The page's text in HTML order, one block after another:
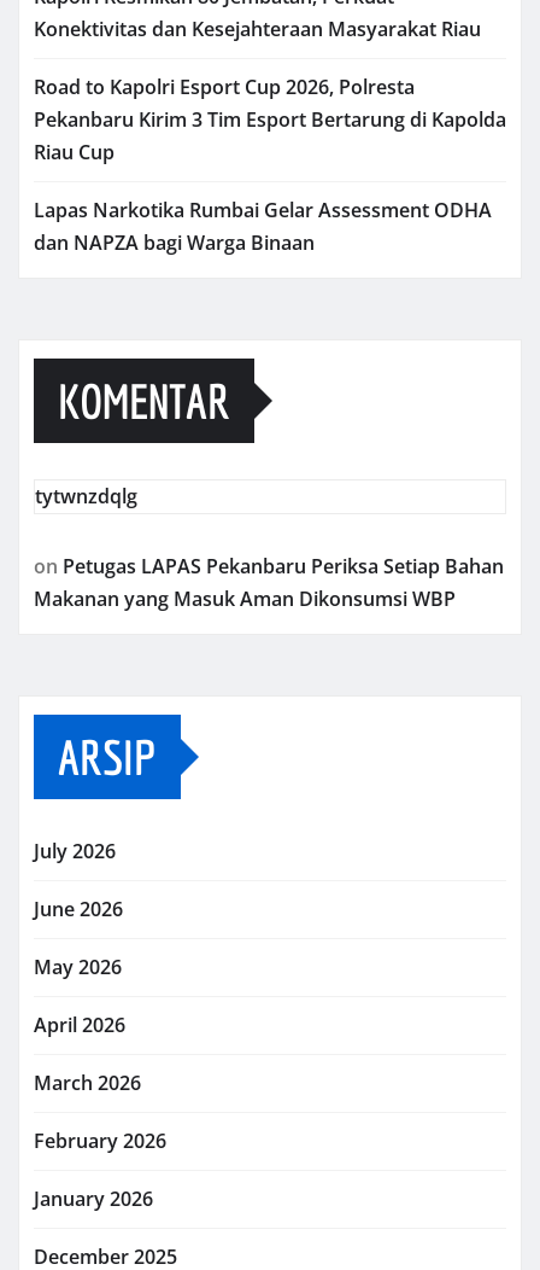
Konektivitas dan Kesejahteraan Masyarakat Riau
Road to Kapolri Esport Cup 2026, Polresta
Pekanbaru Kirim 3 Tim Esport Bertarung di Kapolda
Riau Cup
Lapas Narkotika Rumbai Gelar Assessment ODHA
dan NAPZA bagi Warga Binaan
KOMENTAR
tytwnzdqlg
on Petugas LAPAS Pekanbaru Periksa Setiap Bahan
Makanan yang Masuk Aman Dikonsumsi WBP
ARSIP
July 2026
June 2026
May 2026
April 2026
March 2026
February 2026
January 2026
December 2025